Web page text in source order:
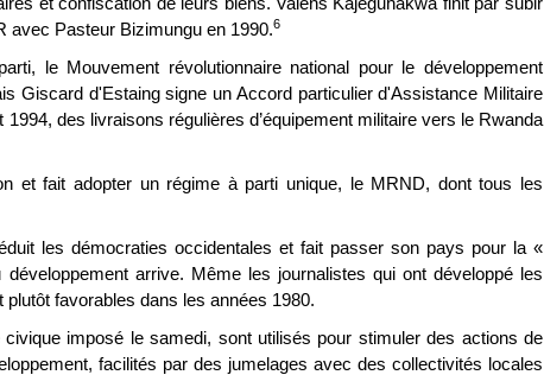
avec Pasteur Bizimungu en 1990.6
le Mouvement révolutionnaire national pour le développement
Giscard d'Estaing signe un Accord particulier d'Assistance Militaire
des livraisons régulières d’équipement militaire vers le Rwanda
et fait adopter un régime à parti unique, le MRND, dont tous les
les démocraties occidentales et fait passer son pays pour la «
arrive. Même les journalistes qui ont développé les
favorables dans les années 1980.
imposé le samedi, sont utilisés pour stimuler des actions de
facilités par des jumelages avec des collectivités locales